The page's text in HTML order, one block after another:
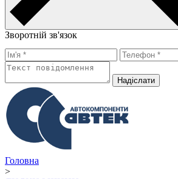
Зворотній зв'язок
Надiслати
Головна
>